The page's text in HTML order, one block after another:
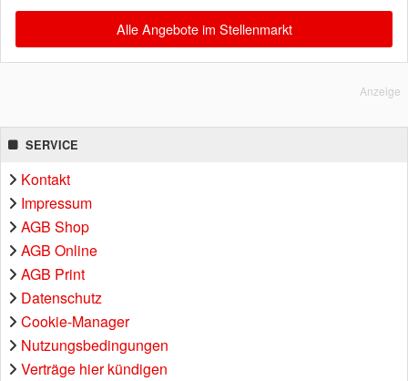
Alle Angebote im Stellenmarkt
Anzeige
SERVICE
Kontakt
Impressum
AGB Shop
AGB Online
AGB Print
Datenschutz
Cookie-Manager
Nutzungsbedingungen
Verträge hier kündigen